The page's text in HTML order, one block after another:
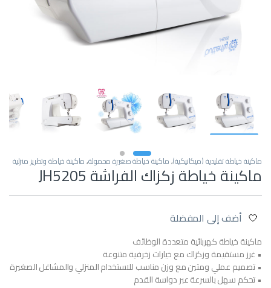
ماكينة خياطة تقليدية (ميكانيكية),ماكينة خياطة صغيرة محمولة,ماكينة خياطة وتطريز منزلية
ماكينة خياطة زكزاك الفراشة JH5205
أضف إلى المفضلة
ماكينة خياطة كهربائية متعددة الوظائف
• غرز مستقيمة وزكزاك مع خيارات زخرفية متنوعة
• تصميم عملي ومتين مع وزن مناسب للاستخدام المنزلي والمشاغل الصغيرة
• تحكم سهل بالسرعة عبر دواسة القدم